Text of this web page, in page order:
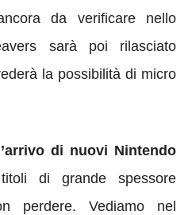
da verificare nello
sarà poi rilasciato
la possibilità di micro
di nuovi Nintendo
di grande spessore
perdere. Vediamo nel